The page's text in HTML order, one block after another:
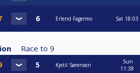
Erlend Fagermo Sat 18:03
Race to 9
Kjetil Sørensen
Sun
11:38